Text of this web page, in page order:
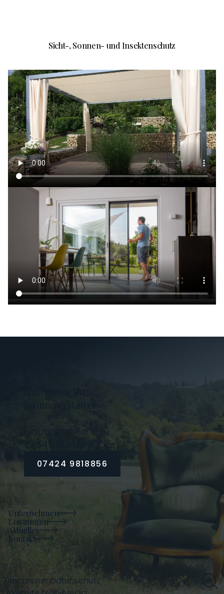
Sicht-, Sonnen- und Insektenschutz
Hauptstraße 156
78549 Spaichingen
07424 9818856
Unternehmen
Leistungen
Aktuelles
Kontakt
ImpressumDatenschutz